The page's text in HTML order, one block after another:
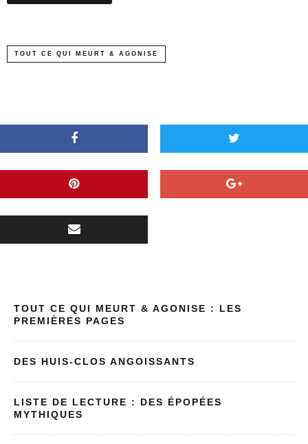
TOUT CE QUI MEURT & AGONISE
TOUT CE QUI MEURT & AGONISE : LES
PREMIÈRES PAGES
DES HUIS-CLOS ANGOISSANTS
LISTE DE LECTURE : DES ÉPOPÉES
MYTHIQUES